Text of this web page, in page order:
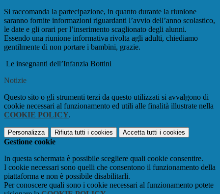
Si raccomanda la partecipazione, in quanto durante la riunione
saranno fornite informazioni riguardanti l’avvio dell’anno scolastico,
le date e gli orari per l’inserimento scaglionato degli alunni.
Essendo una riunione informativa rivolta agli adulti, chiediamo
gentilmente di non portare i bambini, grazie.
Le insegnanti dell’Infanzia Bottini
Notizie
Questo sito o gli strumenti terzi da questo utilizzati si avvalgono di
cookie necessari al funzionamento ed utili alle finalità illustrate nella
COOKIE POLICY.
Personalizza Rifiuta tutti i cookies Accetta tutti i cookies
Gestione cookie
In questa schermata è possibile scegliere quali cookie consentire.
I cookie necessari sono quelli che consentono il funzionamento della
piattaforma e non è possibile disabilitarli.
Per conoscere quali sono i cookie necessari al funzionamento potete